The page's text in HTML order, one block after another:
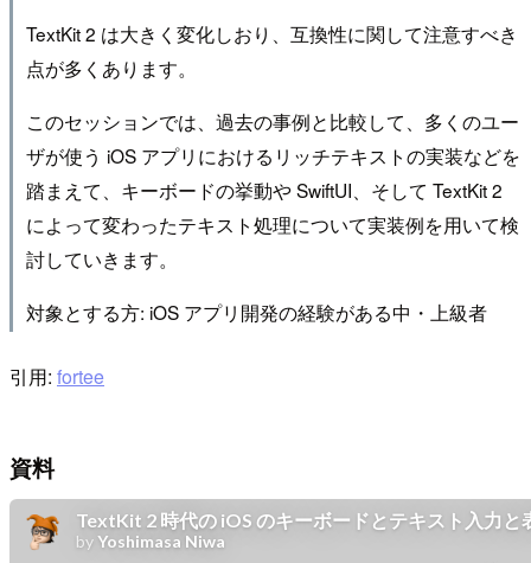
TextKit 2 は大きく変化しおり、互換性に関して注意すべき
点が多くあります。
このセッションでは、過去の事例と比較して、多くのユー
ザが使う iOS アプリにおけるリッチテキストの実装などを
踏まえて、キーボードの挙動や SwiftUI、そして TextKit 2
によって変わったテキスト処理について実装例を用いて検
討していきます。
対象とする方: iOS アプリ開発の経験がある中・上級者
引用: fortee
資料